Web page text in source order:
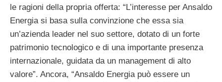
le ragioni della propria offerta: “L’interesse per Ansaldo
Energia si basa sulla convinzione che essa sia
un’azienda leader nel suo settore, dotato di un forte
patrimonio tecnologico e di una importante presenza
internazionale, guidata da un management di alto
valore”. Ancora, “Ansaldo Energia può essere un